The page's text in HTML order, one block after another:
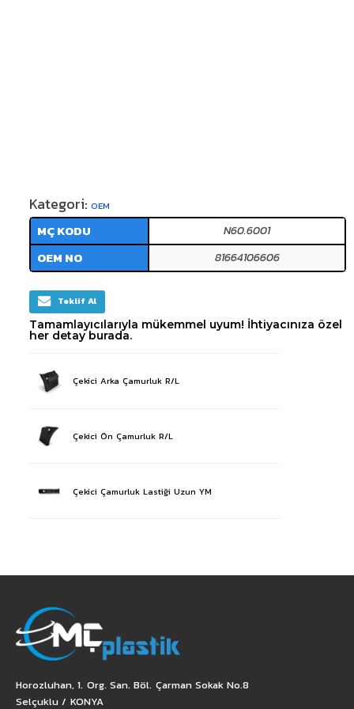
Kategori: OEM
MÇ KODU N60.6001
OEM NO 81664106606
Teklif Al
Tamamlayıcılarıyla mükemmel uyum! İhtiyacınıza özel
her detay burada.
Çekici Arka Çamurluk R/L
Çekici Ön Çamurluk R/L
Çekici Çamurluk Lastiği Uzun YM
Horozluhan, 1. Org. San. Böl. Çarman Sokak No.8
Selçuklu / KONYA